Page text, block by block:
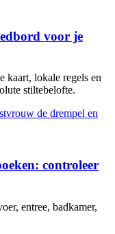
voor je
kaart, lokale regels en
stiltebelofte.
controleer
entree, badkamer,